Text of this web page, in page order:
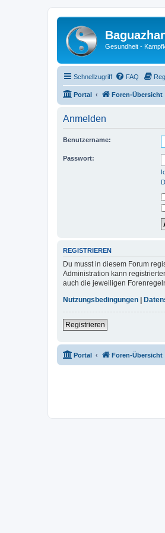
Gesundheit -
Schnellzugriff FAQ
Portal Foren-Übersicht
Anmelden
Benutzername:
Passwort:
REGISTRIEREN
Du musst in diesem Forum
Administration kann
auch die jeweiligen
Nutzungsbedingungen
Registrieren
Portal Foren-Übersicht